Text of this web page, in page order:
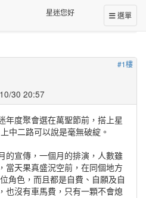
選單
星迷您好
#1樓
30 20:57
年度聚會選在萬聖節前，搭上星
中二路可以說是毫無破綻。
的宣傳，一個月的排演，人數雖
當天果真盛況空前，在同個地方
角色，而且都是自費、自願及自
也沒有車馬費，只有一顆不會熄